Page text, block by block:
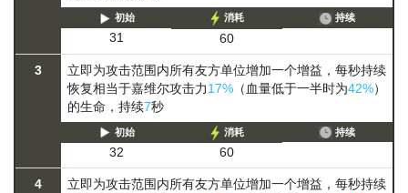
初始
31
消耗
60
持续
3
立即为攻击范围内所有友方单位增加一个增益，每秒持续
恢复相当于嘉维尔攻击力17% （血量低于一半时为42%）
的生命，持续7秒
初始
32
消耗
60
持续
4
立即为攻击范围内所有友方单位增加一个增益，每秒持续